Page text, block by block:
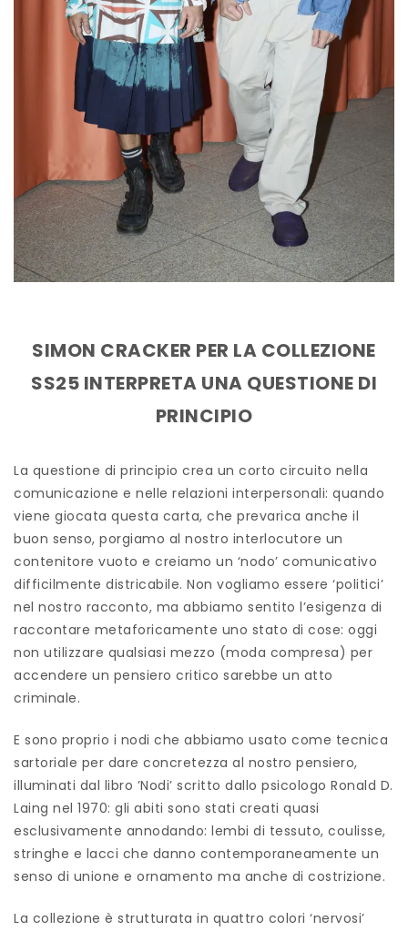
SIMON CRACKER PER LA COLLEZIONE
SS25 INTERPRETA UNA QUESTIONE DI
PRINCIPIO
La questione di principio crea un corto circuito nella
comunicazione e nelle relazioni interpersonali: quando
viene giocata questa carta, che prevarica anche il
buon senso, porgiamo al nostro interlocutore un
contenitore vuoto e creiamo un ‘nodo’ comunicativo
difficilmente districabile. Non vogliamo essere ‘politici’
nel nostro racconto, ma abbiamo sentito l’esigenza di
raccontare metaforicamente uno stato di cose: oggi
non utilizzare qualsiasi mezzo (moda compresa) per
accendere un pensiero critico sarebbe un atto
criminale.
E sono proprio i nodi che abbiamo usato come tecnica
sartoriale per dare concretezza al nostro pensiero,
illuminati dal libro ’Nodi’ scritto dallo psicologo Ronald D.
Laing nel 1970: gli abiti sono stati creati quasi
esclusivamente annodando: lembi di tessuto, coulisse,
stringhe e lacci che danno contemporaneamente un
senso di unione e ornamento ma anche di costrizione.
La collezione è strutturata in quattro colori ‘nervosi’